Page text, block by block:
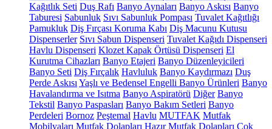
Kağıtlık Seti Duş Rafı Banyo Aynaları Banyo Askısı Banyo
Taburesi Sabunluk Sıvı Sabunluk Pompası Tuvalet Kağıtlığı
Pamukluk Diş Fırçası Koruma Kabı Diş Macunu Kutusu
Dispenserler Sıvı Sabun Dispenseri Tuvalet Kağıdı Dispenseri
Havlu Dispenseri Klozet Kapak Örtüsü Dispenseri El
Kurutma Cihazları Banyo Etajeri Banyo Düzenleyicileri
Banyo Seti Diş Fırçalık Havluluk Banyo Kaydırmazı Duş
Perde Askısı Yaşlı ve Bedensel Engelli Banyo Ürünleri Banyo
Havalandırma ve Isıtma Banyo Aspiratörü Diğer Banyo
Tekstil Banyo Paspasları Banyo Bakım Setleri Banyo
Perdeleri Bornoz Peştemal Havlu MUTFAK Mutfak
Mobilyaları Mutfak Dolapları Hazır Mutfak Dolapları Çok